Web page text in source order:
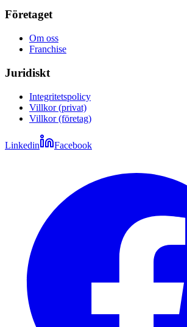
Företaget
Om oss
Franchise
Juridiskt
Integritetspolicy
Villkor (privat)
Villkor (företag)
Linkedin Facebook